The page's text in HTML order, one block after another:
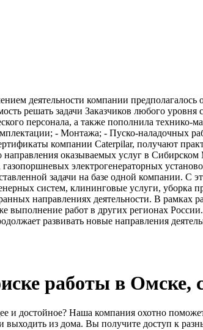
деятельности компании
решать задачи Заказчиков любого
персонала, а также пополнила
- Монтажа; - Пуско-наладочных
компании Caterpilar, получают
оказываемых услуг в
электрогенераторных
задачи на базе одной компании.
систем, клининговые услуги,
направлениях деятельности. В рамках
работ в других регионах
развивать новые направления
работы в Омске,
и достойное? Наша компания охотно
из дома. Вы получите доступ к